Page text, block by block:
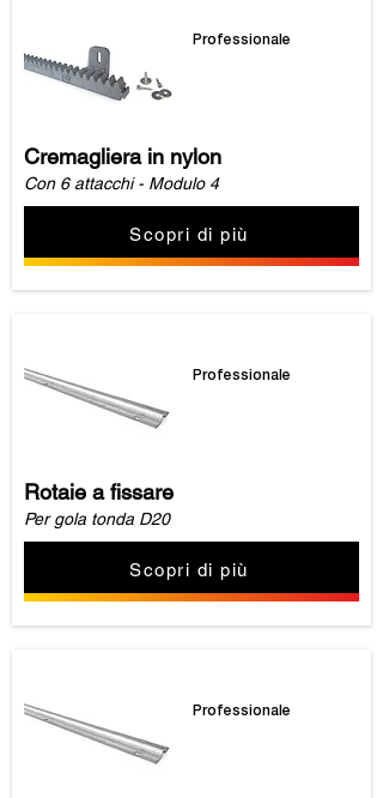
Professionale
Cremagliera in nylon
Con 6 attacchi - Modulo 4
Scopri di più
Professionale
Rotaie a fissare
Per gola tonda D20
Scopri di più
Professionale